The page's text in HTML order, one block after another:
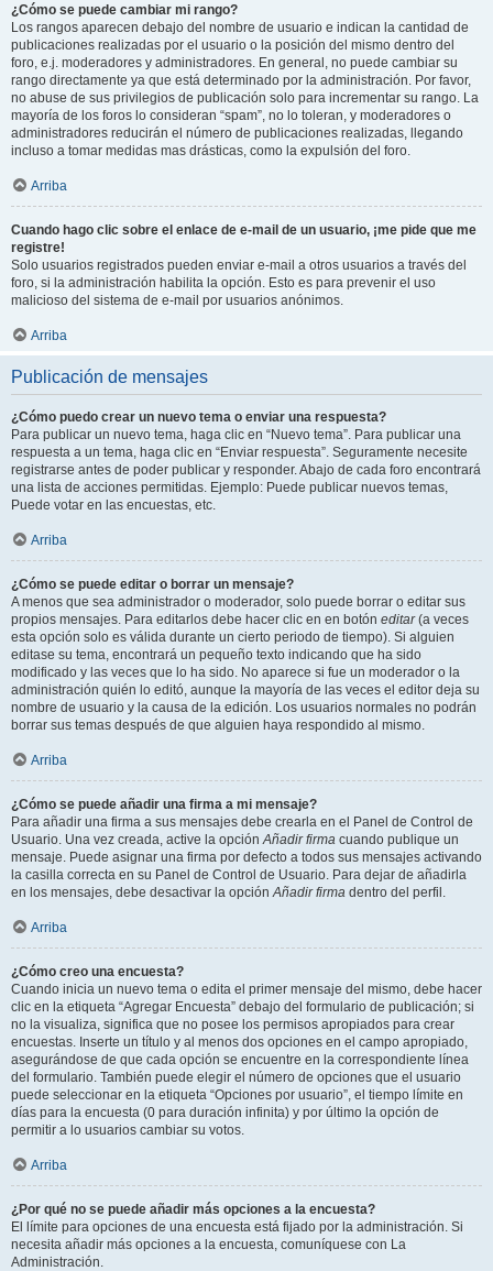
¿Cómo se puede cambiar mi rango?
Los rangos aparecen debajo del nombre de usuario e indican la cantidad de
publicaciones realizadas por el usuario o la posición del mismo dentro del
foro, e.j. moderadores y administradores. En general, no puede cambiar su
rango directamente ya que está determinado por la administración. Por favor,
no abuse de sus privilegios de publicación solo para incrementar su rango. La
mayoría de los foros lo consideran “spam”, no lo toleran, y moderadores o
administradores reducirán el número de publicaciones realizadas, llegando
incluso a tomar medidas mas drásticas, como la expulsión del foro.
Arriba
Cuando hago clic sobre el enlace de e-mail de un usuario, ¡me pide que me
registre!
Solo usuarios registrados pueden enviar e-mail a otros usuarios a través del
foro, si la administración habilita la opción. Esto es para prevenir el uso
malicioso del sistema de e-mail por usuarios anónimos.
Arriba
Publicación de mensajes
¿Cómo puedo crear un nuevo tema o enviar una respuesta?
Para publicar un nuevo tema, haga clic en “Nuevo tema”. Para publicar una
respuesta a un tema, haga clic en “Enviar respuesta”. Seguramente necesite
registrarse antes de poder publicar y responder. Abajo de cada foro encontrará
una lista de acciones permitidas. Ejemplo: Puede publicar nuevos temas,
Puede votar en las encuestas, etc.
Arriba
¿Cómo se puede editar o borrar un mensaje?
A menos que sea administrador o moderador, solo puede borrar o editar sus
propios mensajes. Para editarlos debe hacer clic en en botón editar(a veces
esta opción solo es válida durante un cierto periodo de tiempo). Si alguien
editase su tema, encontrará un pequeño texto indicando que ha sido
modificado y las veces que lo ha sido. No aparece si fue un moderador o la
administración quién lo editó, aunque la mayoría de las veces el editor deja su
nombre de usuario y la causa de la edición. Los usuarios normales no podrán
borrar sus temas después de que alguien haya respondido al mismo.
Arriba
¿Cómo se puede añadir una firma a mi mensaje?
Para añadir una firma a sus mensajes debe crearla en el Panel de Control de
Usuario. Una vez creada, active la opciónAñadir firma cuando publique un
mensaje. Puede asignar una firma por defecto a todos sus mensajes activando
la casilla correcta en su Panel de Control de Usuario. Para dejar de añadirla
en los mensajes, debe desactivar la opciónAñadir firma dentro del perfil.
Arriba
¿Cómo creo una encuesta?
Cuando inicia un nuevo tema o edita el primer mensaje del mismo, debe hacer
clic en la etiqueta “Agregar Encuesta” debajo del formulario de publicación; si
no la visualiza, significa que no posee los permisos apropiados para crear
encuestas. Inserte un título y al menos dos opciones en el campo apropiado,
asegurándose de que cada opción se encuentre en la correspondiente línea
del formulario. También puede elegir el número de opciones que el usuario
puede seleccionar en la etiqueta “Opciones por usuario”, el tiempo límite en
días para la encuesta (0 para duración infinita) y por último la opción de
permitir a lo usuarios cambiar su votos.
Arriba
¿Por qué no se puede añadir más opciones a la encuesta?
El límite para opciones de una encuesta está fijado por la administración. Si
necesita añadir más opciones a la encuesta, comuníquese con La
Administración.